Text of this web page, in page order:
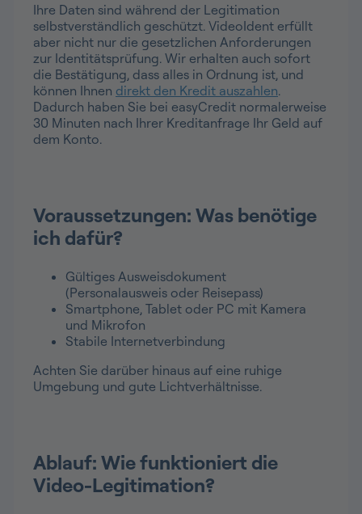
Ihre Daten sind während der Legitimation
selbstverständlich geschützt. VideoIdent erfüllt
aber nicht nur die gesetzlichen Anforderungen
zur Identitätsprüfung. Wir erhalten auch sofort
die Bestätigung, dass alles in Ordnung ist, und
können Ihnen direkt den Kredit auszahlen.
Dadurch haben Sie bei easyCredit normalerweise
30 Minuten nach Ihrer Kreditanfrage Ihr Geld auf
dem Konto.
Voraussetzungen: Was benötige
ich dafür?
Gültiges Ausweisdokument
(Personalausweis oder Reisepass)
Smartphone, Tablet oder PC mit Kamera
und Mikrofon
Stabile Internetverbindung
Achten Sie darüber hinaus auf eine ruhige
Umgebung und gute Lichtverhältnisse.
Ablauf: Wie funktioniert die
Video-Legitimation?